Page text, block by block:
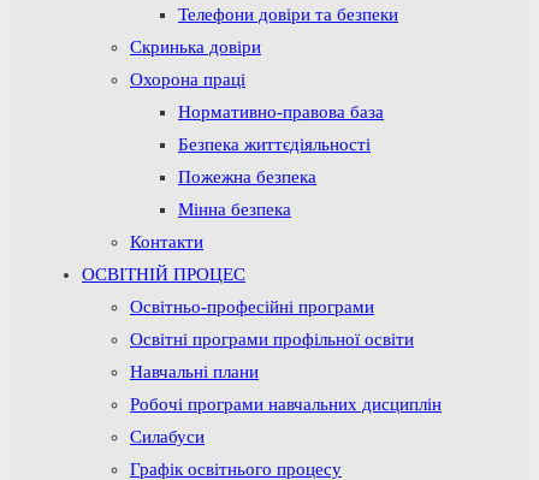
Телефони довіри та безпеки
Скринька довіри
Охорона праці
Нормативно-правова база
Безпека життєдіяльності
Пожежна безпека
Мінна безпека
Контакти
ОСВІТНІЙ ПРОЦЕС
Освітньо-професійні програми
Освітні програми профільної освіти
Навчальні плани
Робочі програми навчальних дисциплін
Силабуси
Графік освітнього процесу